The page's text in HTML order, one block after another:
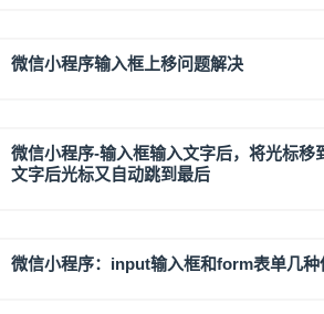
微信小程序输入框上移问题解决
微信小程序-输入框输入文字后，将光标移
文字后光标又自动跳到最后
微信小程序：input输入框和form表单几种